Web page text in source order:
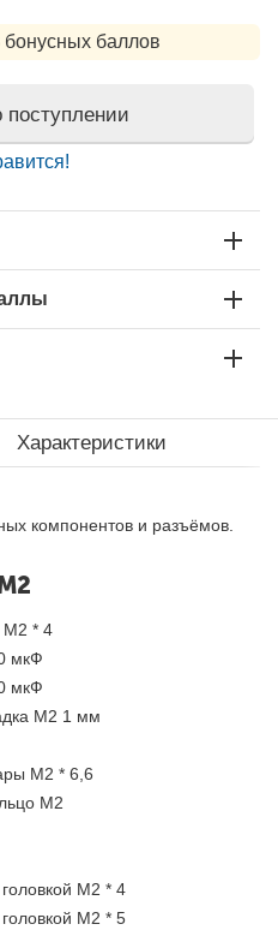
бонусных баллов
поступлении
Характеристики
компонентов и разъёмов.
M2 * 4
мкФ
мкФ
M2 1 мм
M2 * 6,6
M2
M2 * 4
M2 * 5